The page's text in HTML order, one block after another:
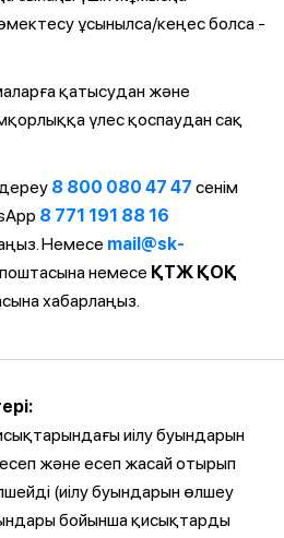
ұсынылса/кеңес болса -
қатысудан және
үлес қоспаудан сақ
8 800 080 47 47 сенім
8 771 191 88 16
Немесе mail@sk-
немесе ҚТЖ ҚОҚ
хабарлаңыз.
иілу буындарын
және есеп жасай отырып
(иілу буындарын өлшеу
бойынша қисықтарды